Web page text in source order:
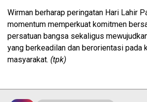
Wirman berharap peringatan Hari Lahir
momentum memperkuat komitmen
persatuan bangsa sekaligus
yang berkeadilan dan berorientasi pada
masyarakat. (tpk)